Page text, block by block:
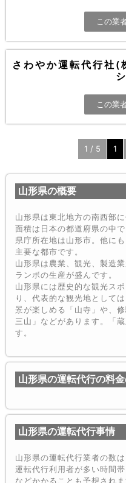
この業
さわやか運転代行社(
この業
1 / 5 1
山形県の概要
山形県は東北地方の南西部
面積は日本の都道府県の中
県庁所在地は山形市。他に
主要な都市です。
山形県は農業、観光、製造
ランボの生産が盛んです。
山形県には歴史的な観光ス
り、代表的な観光地として
景が楽しめる「山寺」や、
三山」などがあります。「
す。
山形県の運転代行の料
山形県の運転代行事情
山形県の運転代行業者の数
運転代行利用者が多い時間
などかかることも予想され